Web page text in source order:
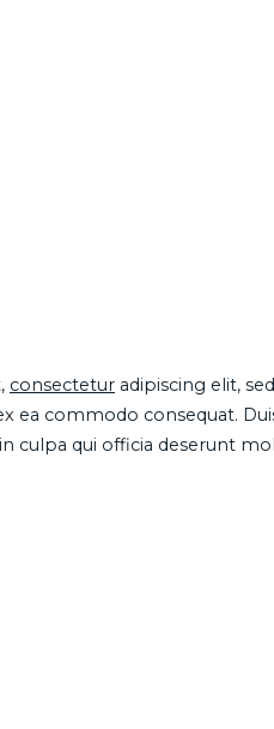
consectetur adipiscing elit,
ea commodo consequat.
culpa qui officia deserunt